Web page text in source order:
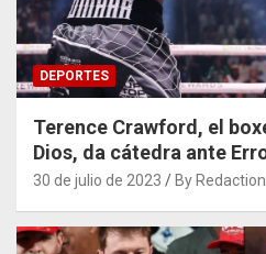
DEPORTES
Terence Crawford, el
Dios, da cátedra ante
30 de julio de 2023 By Redaction